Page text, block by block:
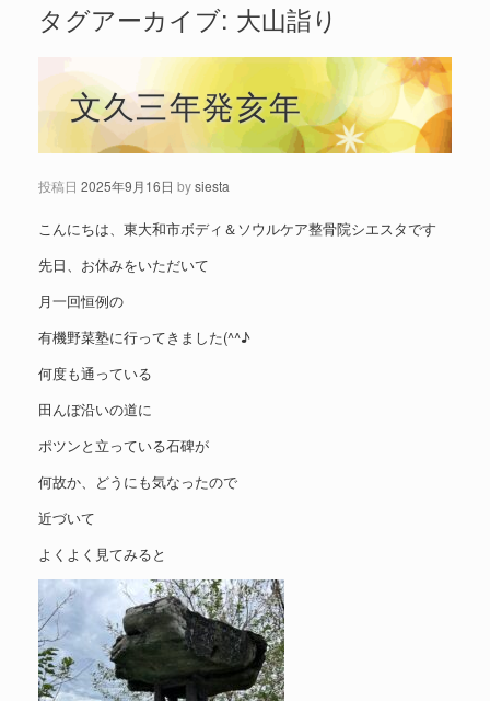
タグアーカイブ: 大山詣り
文久三年発亥年
投稿日 2025年9月16日 bysiesta
こんにちは、東大和市ボディ＆ソウルケア整骨院シエスタです
先日、お休みをいただいて
月一回恒例の
有機野菜塾に行ってきました(^^♪
何度も通っている
田んぼ沿いの道に
ポツンと立っている石碑が
何故か、どうにも気なったので
近づいて
よくよく見てみると